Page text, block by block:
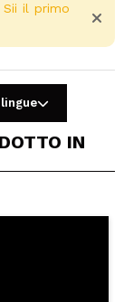
Sii il primo
IN